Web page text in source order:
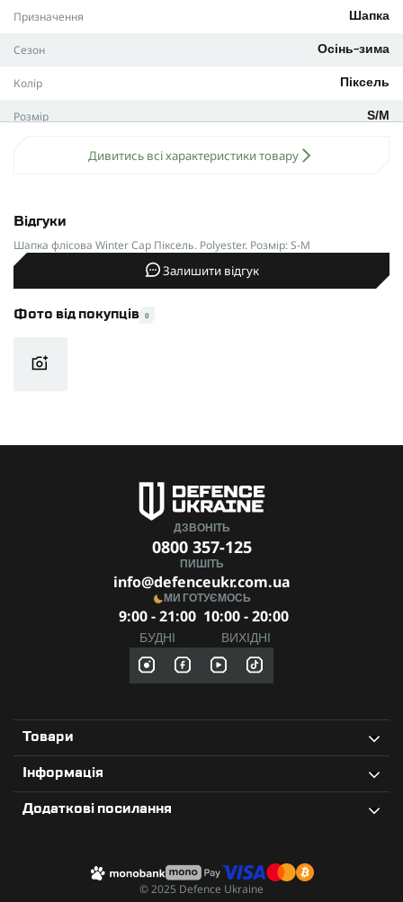
Характеристики:
Матеріал: фліс (100% поліестер).
Розмір: S/M та L/XL.
Не мерзни, не ходи без шапки та не засмучуй маму:)
Призначення Шапка
Сезон Осінь-зима
Колір Піксель
Розмір S/M
Дивитись всі характеристики товару
Відгуки
Шапка флісова Winter Cap Піксель. Polyester. Розмір: S-M
Залишити відгук
Фото від покупців 0
ДЗВОНІТЬ
0800 357-125
ПИШІТЬ
info@defenceukr.com.ua
МИ ГОТУЄМОСЬ
9:00 - 21:00
БУДНІ
10:00 - 20:00
ВИХІДНІ
Товари
Інформація
Додаткові посилання
© 2025 Defence Ukraine